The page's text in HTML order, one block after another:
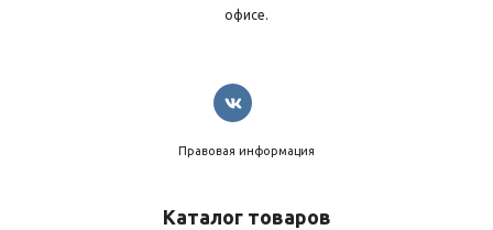
офисе.
Правовая информация
Каталог товаров